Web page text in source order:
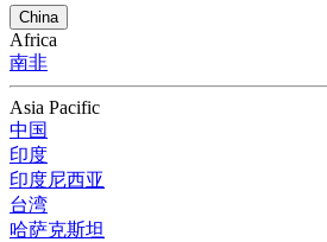
China
Africa
南非
Asia Pacific
中国
印度
印度尼西亚
台湾
哈萨克斯坦